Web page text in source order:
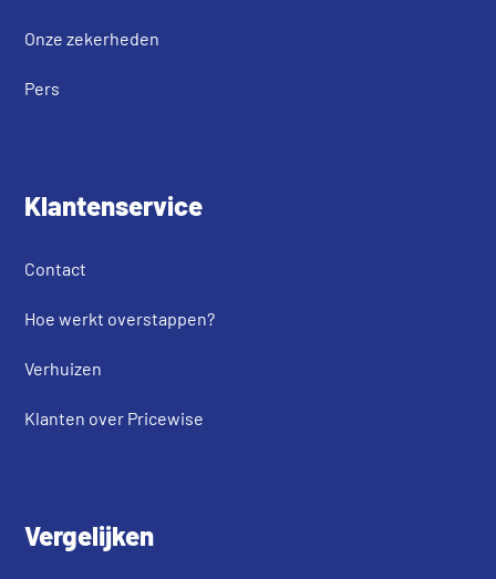
Onze zekerheden
Pers
Klantenservice
Contact
Hoe werkt overstappen?
Verhuizen
Klanten over Pricewise
Vergelijken